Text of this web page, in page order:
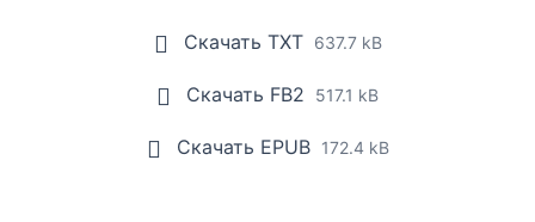
Скачать TXT 637.7 kB
Скачать FB2 517.1 kB
Скачать EPUB 172.4 kB